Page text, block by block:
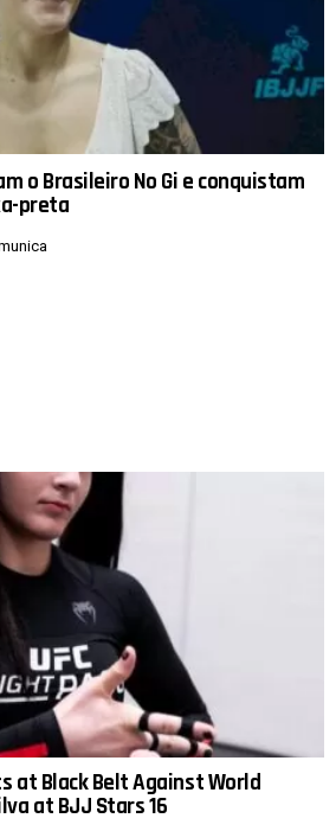
o Brasileiro No Gi e conquistam
preta
at Black Belt Against World
at BJJ Stars 16